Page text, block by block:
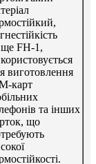
FH-1,
виготовлення
карт
та інших
що